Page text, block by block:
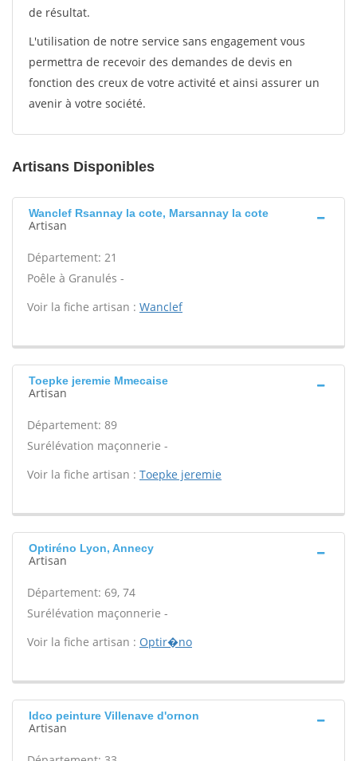
de résultat.
L'utilisation de notre service sans engagement vous
permettra de recevoir des demandes de devis en
fonction des creux de votre activité et ainsi assurer un
avenir à votre société.
Artisans Disponibles
Wanclef Rsannay la cote, Marsannay la cote
Artisan
Département: 21
Poêle à Granulés -
Voir la fiche artisan : Wanclef
Toepke jeremie Mmecaise
Artisan
Département: 89
Surélévation maçonnerie -
Voir la fiche artisan : Toepke jeremie
Optiréno Lyon, Annecy
Artisan
Département: 69, 74
Surélévation maçonnerie -
Voir la fiche artisan : Optir�no
Idco peinture Villenave d'ornon
Artisan